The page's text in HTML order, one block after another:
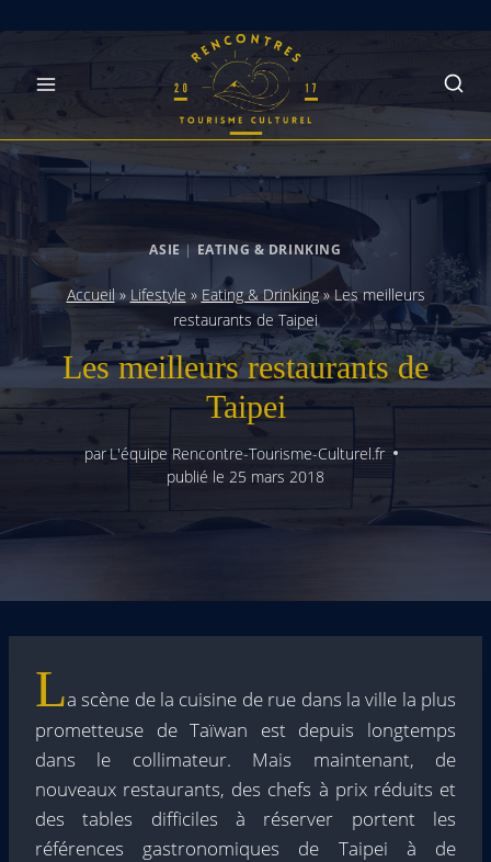
ASIE| EATING & DRINKING
Accueil » Lifestyle » Eating & Drinking» Les meilleurs
restaurants de Taipei
Les meilleurs restaurants de
Taipei
parL'équipe Rencontre-Tourisme-Culturel.fr
publié le 25 mars 2018
La scène de la cuisine de rue dans la ville la plus
prometteuse de Taïwan est depuis longtemps
dans le collimateur. Mais maintenant, de
nouveaux restaurants, des chefs à prix réduits et
des tables difficiles à réserver portent les
références gastronomiques de Taipei à de